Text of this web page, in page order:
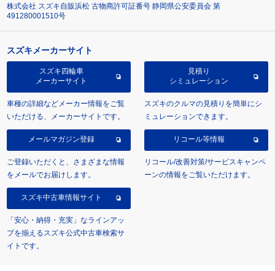
株式会社 スズキ自販浜松 古物商許可証番号 静岡県公安委員会 第
491280001510号
スズキメーカーサイト
スズキ四輪車
メーカーサイト
車種の詳細などメーカー情報をご覧
いただける、メーカーサイトです。
見積り
シミュレーション
スズキのクルマの見積りを簡単にシ
ミュレーションできます。
メールマガジン登録
ご登録いただくと、さまざまな情報
をメールでお届けします。
リコール等情報
リコール/改善対策/サービスキャンペ
ーンの情報をご覧いただけます。
スズキ中古車情報サイト
「安心・納得・充実」なラインアッ
プを揃えるスズキ公式中古車検索サ
イトです。